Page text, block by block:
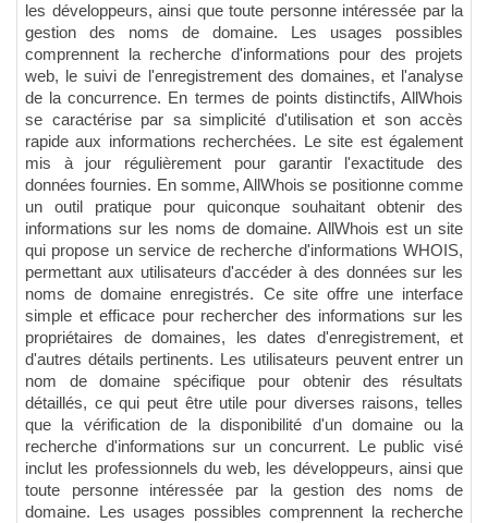
les développeurs, ainsi que toute personne intéressée par la
gestion des noms de domaine. Les usages possibles
comprennent la recherche d'informations pour des projets
web, le suivi de l'enregistrement des domaines, et l'analyse
de la concurrence. En termes de points distinctifs, AllWhois
se caractérise par sa simplicité d'utilisation et son accès
rapide aux informations recherchées. Le site est également
mis à jour régulièrement pour garantir l'exactitude des
données fournies. En somme, AllWhois se positionne comme
un outil pratique pour quiconque souhaitant obtenir des
informations sur les noms de domaine. AllWhois est un site
qui propose un service de recherche d'informations WHOIS,
permettant aux utilisateurs d'accéder à des données sur les
noms de domaine enregistrés. Ce site offre une interface
simple et efficace pour rechercher des informations sur les
propriétaires de domaines, les dates d'enregistrement, et
d'autres détails pertinents. Les utilisateurs peuvent entrer un
nom de domaine spécifique pour obtenir des résultats
détaillés, ce qui peut être utile pour diverses raisons, telles
que la vérification de la disponibilité d'un domaine ou la
recherche d'informations sur un concurrent. Le public visé
inclut les professionnels du web, les développeurs, ainsi que
toute personne intéressée par la gestion des noms de
domaine. Les usages possibles comprennent la recherche